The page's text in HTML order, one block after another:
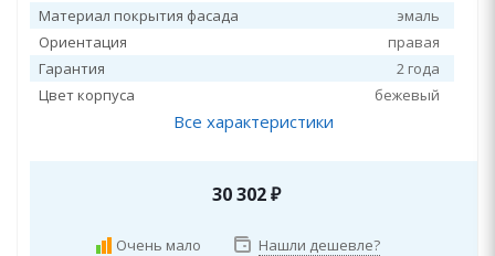
Материал покрытия фасада
эмаль
Ориентация
правая
Гарантия
2 года
Цвет корпуса
бежевый
Все характеристики
30 302₽
Очень мало Нашли дешевле?